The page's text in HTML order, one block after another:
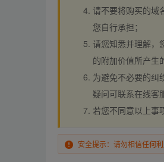
请不要将购买的域
您自行承担；
请您知悉并理解，
的附加价值所产生
为避免不必要的纠
疑问可联系在线客
若您不同意以上事
安全提示：请勿相信任何